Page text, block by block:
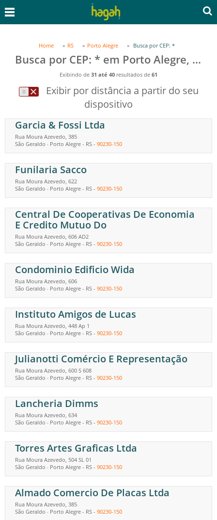
Home RS Porto Alegre Busca por CEP: *
Busca por CEP: * em Porto Alegre, RS
Exibindo de 31 até 40 resultados de 61
Exibir por distância a partir do seu
dispositivo
Garcia & Fossi Ltda
Rua Moura Azevedo, 385
São Geraldo - Porto Alegre - RS - 90230-150
Funilaria Sacco
Rua Moura Azevedo, 622
São Geraldo - Porto Alegre - RS - 90230-150
Central De Cooperativas De Economia
E Credito Mutuo Do
Rua Moura Azevedo, 606 AD2
São Geraldo - Porto Alegre - RS - 90230-150
Condominio Edificio Wida
Rua Moura Azevedo, 606
São Geraldo - Porto Alegre - RS - 90230-150
Instituto Amigos de Lucas
Rua Moura Azevedo, 448 Ap 1
São Geraldo - Porto Alegre - RS - 90230-150
Julianotti Comércio E Representação
Rua Moura Azevedo, 600 S 608
São Geraldo - Porto Alegre - RS - 90230-150
Lancheria Dimms
Rua Moura Azevedo, 634
São Geraldo - Porto Alegre - RS - 90230-150
Torres Artes Graficas Ltda
Rua Moura Azevedo, 504 SL 01
São Geraldo - Porto Alegre - RS - 90230-150
Almado Comercio De Placas Ltda
Rua Moura Azevedo, 385
São Geraldo - Porto Alegre - RS - 90230-150